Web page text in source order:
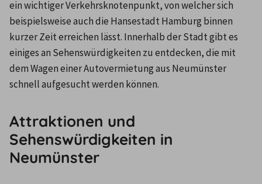
ein wichtiger Verkehrsknotenpunkt, von welcher sich
beispielsweise auch die Hansestadt Hamburg binnen
kurzer Zeit erreichen lässt. Innerhalb der Stadt gibt es
einiges an Sehenswürdigkeiten zu entdecken, die mit
dem Wagen einer Autovermietung aus Neumünster
schnell aufgesucht werden können.
Attraktionen und
Sehenswürdigkeiten in
Neumünster